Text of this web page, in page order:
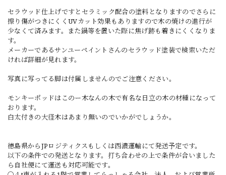
セラウッド仕上げですとセラミック配合の塗料となりますのでさらに
擦り傷がつきにくくUVカット効果もありますので木の焼けの進行が
少なくて済みます。また鍋等を置いた際に焦げ跡も着きにくくなりま
す。
メーカーであるサンユーペイントさんのセラウッド塗装で検索いただ
ければ詳細が見れます。
写真に写ってる脚は付属しませんのでご注意ください。
モンキーポッドはこのー木なんの木で有名な日立の木の材種になって
おります。
白太付きの大径木はあまり無いのでいかがでしょうか。
徳島県からJPロジティクスもしくは西濃運輸にて発送予定です。
以下の条件での発送となります。打ち合わせの上で条件が合いました
ら自社便にて運送も対応可能です。